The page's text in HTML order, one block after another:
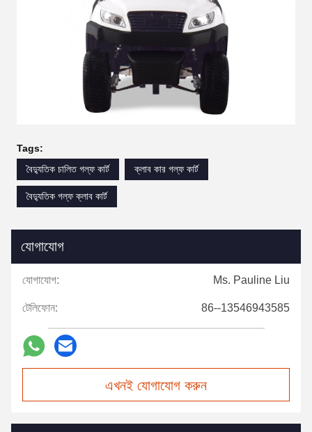
Tags:
বৈদ্যুতিক চালিত গল্ফ কার্ট
ক্লাব কার গল্ফ কার্ট
বৈদ্যুতিক গল্ফ ক্লাব কার্ট
যোগাযোগ
যোগাযোগ: Ms. Pauline Liu
টেলিফোন: 86--13546943585
এখনই যোগাযোগ করুন